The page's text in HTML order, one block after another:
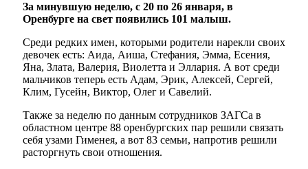
За минувшую неделю, с 20 по 26 января, в
Оренбурге на свет появились 101 малыш.
Среди редких имен, которыми родители нарекли своих
девочек есть: Аида, Аиша, Стефания, Эмма, Есения,
Яна, Злата, Валерия, Виолетта и Эллария. А вот среди
мальчиков теперь есть Адам, Эрик, Алексей, Сергей,
Клим, Гусейн, Виктор, Олег и Савелий.
Также за неделю по данным сотрудников ЗАГСа в
областном центре 88 оренбургских пар решили связать
себя узами Гименея, а вот 83 семьи, напротив решили
расторгнуть свои отношения.